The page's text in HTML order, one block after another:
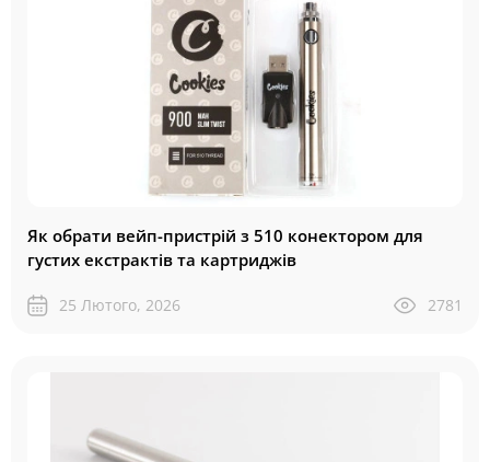
Як обрати вейп-пристрій з 510 конектором для
густих екстрактів та картриджів
25 Лютого, 2026 2781